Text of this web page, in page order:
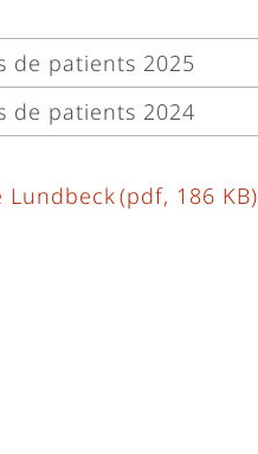
de patients 2025
de patients 2024
Lundbeck(pdf, 186 KB)